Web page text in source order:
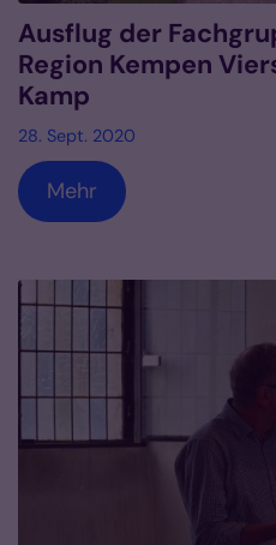
Ausflug der
Region Kempen
Kamp
28. Sept. 2020
Mehr